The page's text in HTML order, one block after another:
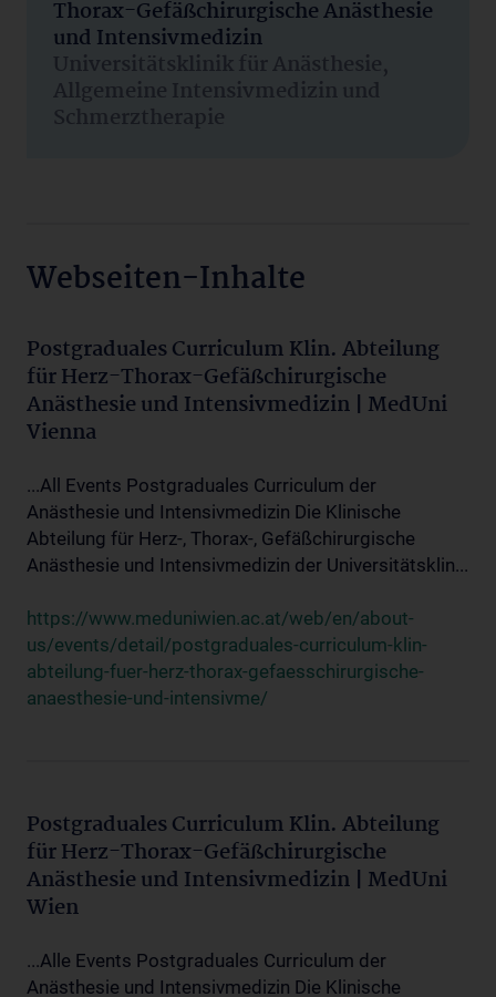
Thorax-Gefäßchirurgische Anästhesie
und Intensivmedizin
Universitätsklinik für Anästhesie,
Allgemeine Intensivmedizin und
Schmerztherapie
Webseiten-Inhalte
Postgraduales Curriculum Klin. Abteilung
für Herz-Thorax-Gefäßchirurgische
Anästhesie und Intensivmedizin | MedUni
Vienna
...All Events Postgraduales Curriculum der
Anästhesie und Intensivmedizin Die Klinische
Abteilung für Herz-, Thorax-, Gefäßchirurgische
Anästhesie und Intensivmedizin der Universitätsklin...
https://www.meduniwien.ac.at/web/en/about-
us/events/detail/postgraduales-curriculum-klin-
abteilung-fuer-herz-thorax-gefaesschirurgische-
anaesthesie-und-intensivme/
Postgraduales Curriculum Klin. Abteilung
für Herz-Thorax-Gefäßchirurgische
Anästhesie und Intensivmedizin | MedUni
Wien
...Alle Events Postgraduales Curriculum der
Anästhesie und Intensivmedizin Die Klinische